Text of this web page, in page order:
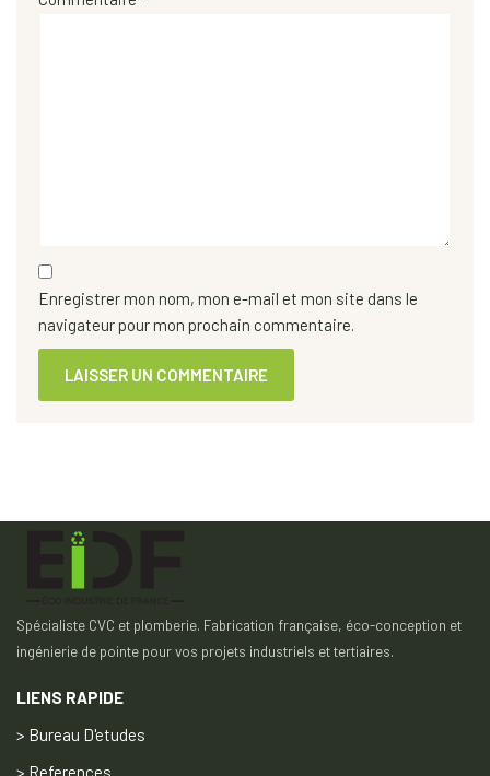
Enregistrer mon nom, mon e-mail et mon site dans le
navigateur pour mon prochain commentaire.
Spécialiste CVC et plomberie. Fabrication française, éco-conception et
ingénierie de pointe pour vos projets industriels et tertiaires.
LIENS RAPIDE
> Bureau D'etudes
> References